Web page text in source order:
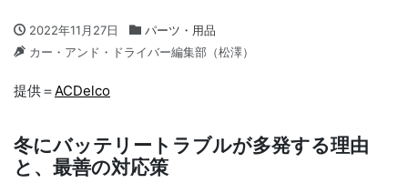
2022年11月27日
パーツ・用品
カー・アンド・ドライバー編集部（松澤）
提供＝ACDelco
冬にバッテリートラブルが多発する理由
と、最善の対応策